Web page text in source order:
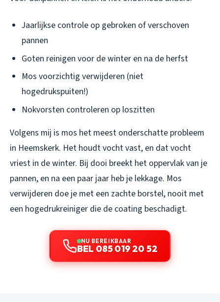
Jaarlijkse controle op gebroken of verschoven
pannen
Goten reinigen voor de winter en na de herfst
Mos voorzichtig verwijderen (niet
hogedrukspuiten!)
Nokvorsten controleren op loszitten
Volgens mij is mos het meest onderschatte probleem
in Heemskerk. Het houdt vocht vast, en dat vocht
vriest in de winter. Bij dooi breekt het oppervlak van je
pannen, en na een paar jaar heb je lekkage. Mos
verwijderen doe je met een zachte borstel, nooit met
een hogedrukreiniger die de coating beschadigt.
NU BEREIKBAAR
BEL 085 019 20 52